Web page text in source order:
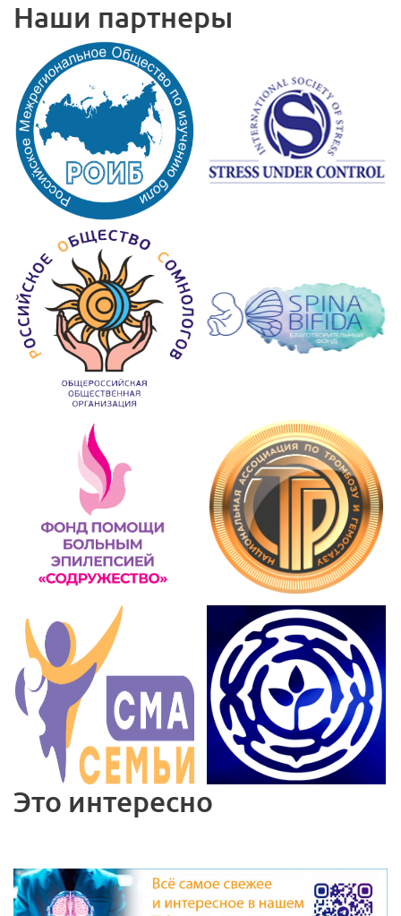
Наши партнеры
Это интересно